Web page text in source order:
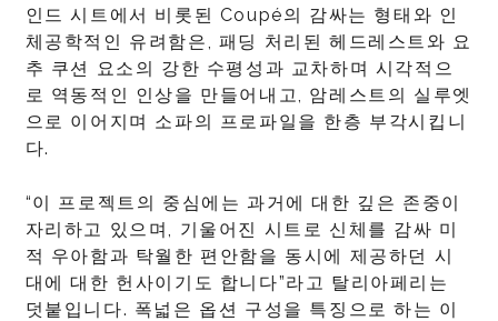
인드 시트에서 비롯된 Coupé의 감싸는 형태와 인
체공학적인 유려함은, 패딩 처리된 헤드레스트와 요
추 쿠션 요소의 강한 수평성과 교차하며 시각적으
로 역동적인 인상을 만들어내고, 암레스트의 실루엣
으로 이어지며 소파의 프로파일을 한층 부각시킵니
다.
“이 프로젝트의 중심에는 과거에 대한 깊은 존중이
자리하고 있으며, 기울어진 시트로 신체를 감싸 미
적 우아함과 탁월한 편안함을 동시에 제공하던 시
대에 대한 헌사이기도 합니다”라고 탈리아페리는
덧붙입니다. 폭넓은 옵션 구성을 특징으로 하는 이